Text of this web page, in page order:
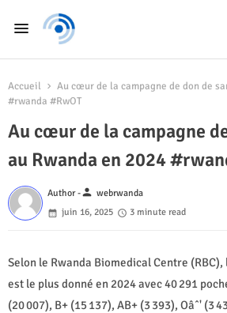
Accueil
Au cœur de la campagne de don de
#rwanda #RwOT
Au cœur de la campagne
au Rwanda en 2024
Author -person webrwanda
juin 16, 2025
3 minute read
Selon le Rwanda Biomedical Centre
est le plus donné en 2024 avec 40 291
(20 007), B+ (15 137), AB+ (3 393), Oâˆ' (3